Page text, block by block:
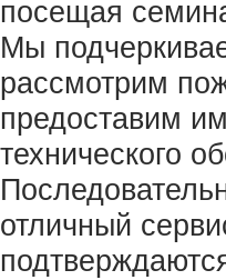
посещая
Мы
рассмотрим
предоставим
технического
отличный